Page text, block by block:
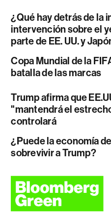
¿Qué hay detrás de la
intervención sobre el
parte de EE. UU. y
Copa Mundial de la
batalla de las marcas
Trump afirma que
"mantendrá el
controlará
¿Puede la economía
sobrevivir a Trump?